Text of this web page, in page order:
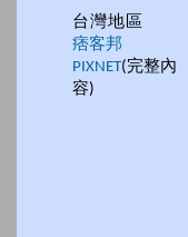
台灣地區
痞客邦
PIXNET(完整內
容)